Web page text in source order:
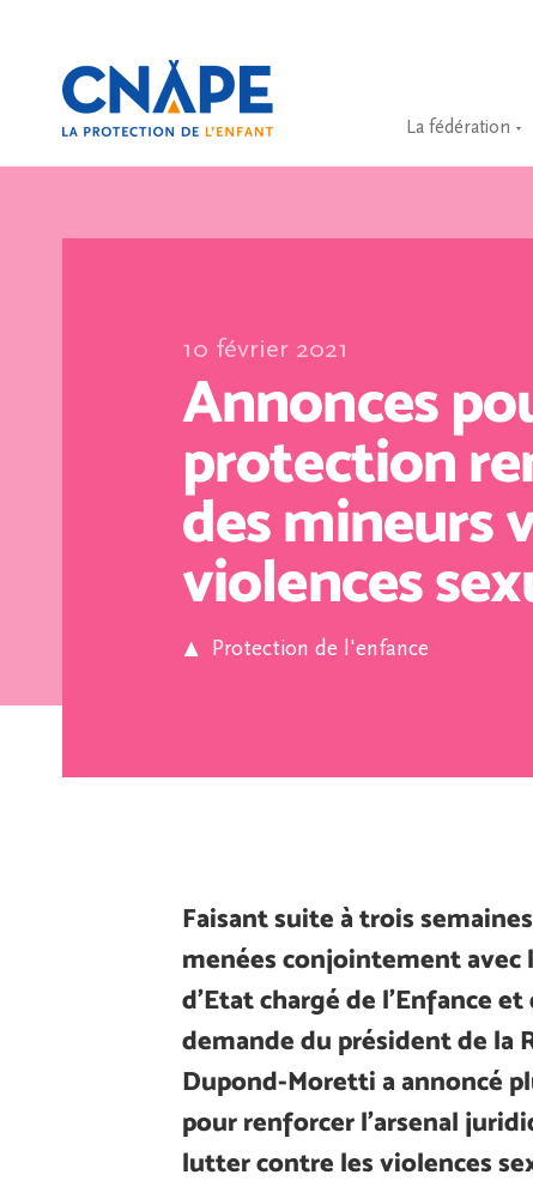
La fédération
10 février 2021
Annonces
protection
des mineurs
violences
Protection de l'enfance
Faisant suite à trois
menées conjointement avec
d’Etat chargé de l’Enfance
demande du président de la
Dupond-Moretti a annoncé
pour renforcer l’arsenal
lutter contre les violences